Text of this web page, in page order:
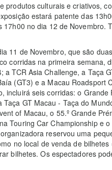
produtos culturais e criativos,
estará patente das
no dia 12 de Novembro.
11 de Novembro, que são
corridas na primeira semana,
TCR Asia Challenge, a Taça
(GT3) e a Macau Roadsport
incluirá seis corridas: o Grande
GT Macau - Taça do
of Macau, o 55.º Grande
Touring Car Championship e o
reservou uma
no local de venda de bilhetes
bilhetes. Os espectadores